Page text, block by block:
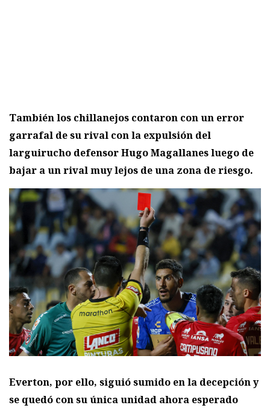
También los chillanejos contaron con un error
garrafal de su rival con la expulsión del
larguirucho defensor Hugo Magallanes luego de
bajar a un rival muy lejos de una zona de riesgo.
Everton, por ello, siguió sumido en la decepción y
se quedó con su única unidad ahora esperado